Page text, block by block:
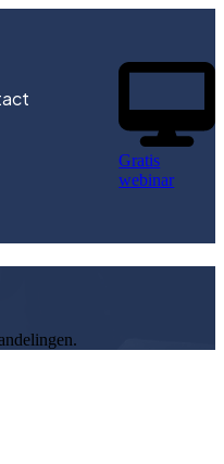
Gratis
webinar